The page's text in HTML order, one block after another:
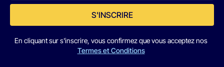
S'INSCRIRE
En cliquant sur s'inscrire, vous confirmez que vous acceptez nos
Termes et Conditions